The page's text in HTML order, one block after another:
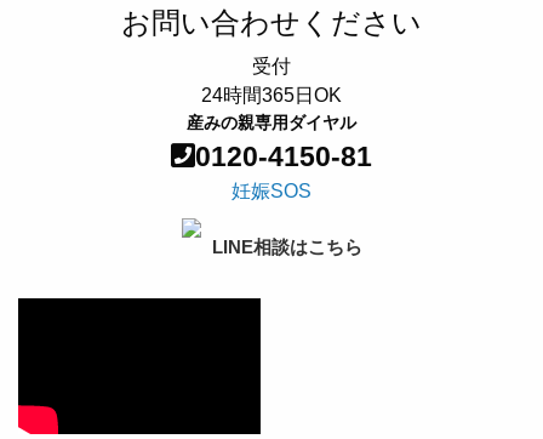
お問い合わせください
受付
24時間365日OK
産みの親専用ダイヤル
0120-4150-81
妊娠SOS
LINE相談はこちら